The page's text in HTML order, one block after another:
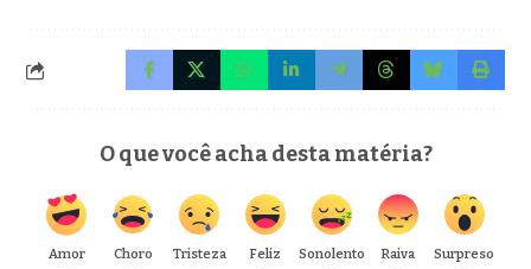
O que você acha desta matéria?
Amor Choro Tristeza Feliz Sonolento Raiva Surpreso